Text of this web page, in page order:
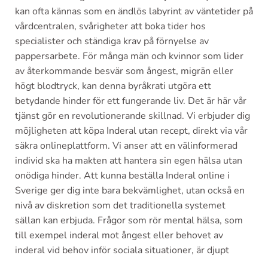
kan ofta kännas som en ändlös labyrint av väntetider på
vårdcentralen, svårigheter att boka tider hos
specialister och ständiga krav på förnyelse av
pappersarbete. För många män och kvinnor som lider
av återkommande besvär som ångest, migrän eller
högt blodtryck, kan denna byråkrati utgöra ett
betydande hinder för ett fungerande liv. Det är här vår
tjänst gör en revolutionerande skillnad. Vi erbjuder dig
möjligheten att köpa Inderal utan recept, direkt via vår
säkra onlineplattform. Vi anser att en välinformerad
individ ska ha makten att hantera sin egen hälsa utan
onödiga hinder. Att kunna beställa Inderal online i
Sverige ger dig inte bara bekvämlighet, utan också en
nivå av diskretion som det traditionella systemet
sällan kan erbjuda. Frågor som rör mental hälsa, som
till exempel inderal mot ångest eller behovet av
inderal vid behov inför sociala situationer, är djupt